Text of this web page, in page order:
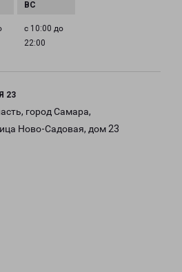
с 10:00 до
22:00
23
город Самара,
Ново-Садовая, дом 23